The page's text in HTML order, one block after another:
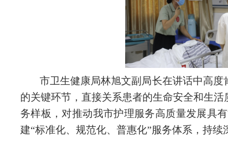
市卫生健康局林旭文副局长在讲话中高
的关键环节，直接关系患者的生命安全和生
务样板，对推动我市护理服务高质量发展具
建“标准化、规范化、普惠化”服务体系，持